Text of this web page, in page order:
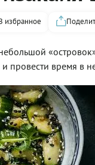
избранное
провести время в